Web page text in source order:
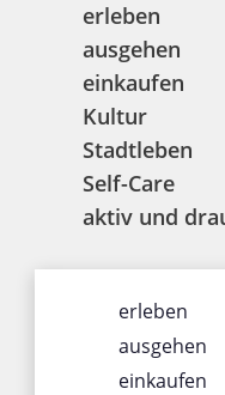
erleben
ausgehen
einkaufen
Kultur
Stadtleben
Self-Care
aktiv und
erleben
ausgehen
einkaufen
ÜBER UNS
Impressum
Datenschutz